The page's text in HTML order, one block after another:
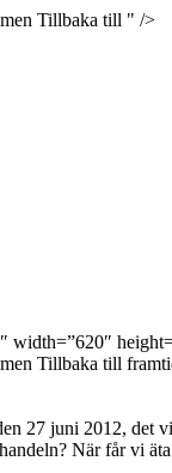
Tillbaka till " />
width=”620″
Tillbaka till
27 juni 2012, det
När får vi äta